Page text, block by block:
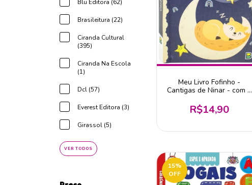
Blu Editora (62)
Brasileitura (22)
Ciranda Cultural
(395)
Ciranda Na Escola
(1)
Dcl (57)
Everest Editora (3)
Girassol (5)
VER TODOS
Meu Livro Fofinho -
Cantigas de Ninar - com 5
R$14,90
15%
OFF